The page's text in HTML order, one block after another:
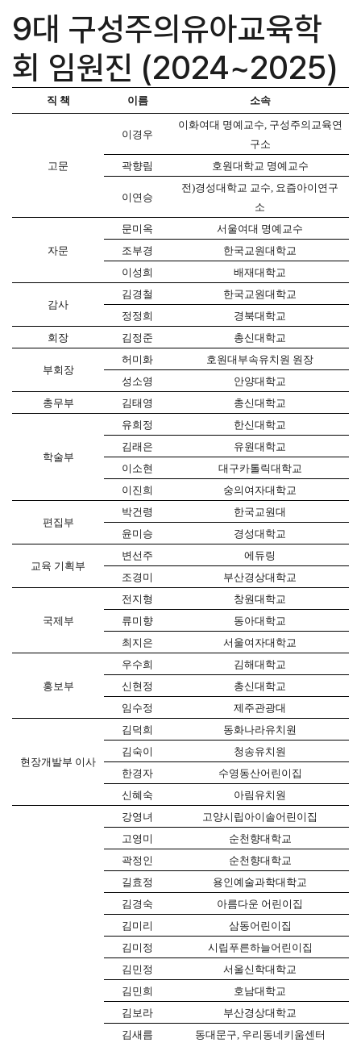
9대 구성주의유아교육학
회 임원진 (2024~2025)
직 책 이름 소속
고문
이경우
이화여대 명예교수, 구성주의교육연
구소
곽향림
호원대학교 명예교수
이연승
전)경성대학교 교수, 요즘아이연구
소
자문
문미옥
서울여대 명예교수
조부경
한국교원대학교
이성희
배재대학교
감사
김경철
한국교원대학교
정정희
경북대학교
회장
김정준 총신대학교
부회장
허미화
호원대부속유치원 원장
성소영
안양대학교
총무부
김태영 총신대학교
학술부
유희정
한신대학교
김래은
유원대학교
이소현
대구카톨릭대학교
이진희
숭의여자대학교
편집부
박건령
한국교원대
윤미승
경성대학교
교육 기획부
변선주
에듀링
조경미
부산경상대학교
국제부
전지형
창원대학교
류미향
동아대학교
최지은
서울여자대학교
홍보부
우수희
김해대학교
신현정
총신대학교
임수정
제주관광대
현장개발부 이사
김덕희
동화나라유치원
김숙이
청송유치원
한경자
수영동산어린이집
신혜숙
아림유치원
강영녀
고양시립아이솔어린이집
고영미
순천향대학교
곽정인
순천향대학교
길효정
용인예술과학대학교
김경숙
아름다운 어린이집
김미리
삼동어린이집
김미정
시립푸른하늘어린이집
김민정
서울신학대학교
김민희
호남대학교
김보라
부산경상대학교
김새름
동대문구, 우리동네키움센터